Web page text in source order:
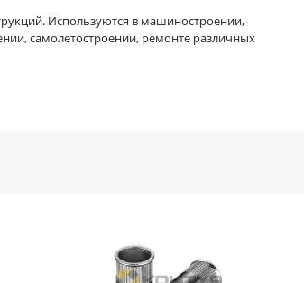
Используются в машиностроении,
самолетостроении, ремонте различных